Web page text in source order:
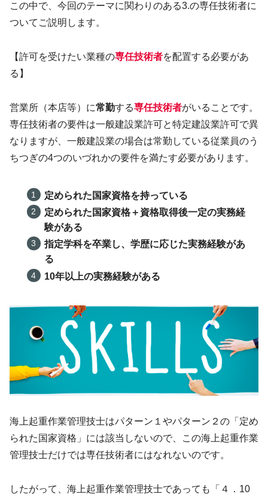
この中で、今回のテーマに関わりのある3.の専任技術者に
ついてご説明します。
【許可を受けたい業種の専任技術者を配置する必要があ
る】
営業所（本店等）に常勤する専任技術者がいることです。
専任技術者の要件は一般建設業許可と特定建設業許可で異
なりますが、一般建設業の場合は常勤している従業員のう
ちつぎの4つのいづれかの要件を満たす必要があります。
定められた国家資格を持っている
定められた国家資格＋資格取得後一定の実務経
験がある
指定学科を卒業し、学歴に応じた実務経験があ
る
10年以上の実務経験がある
海上起重作業管理技士はパターン１やパターン２の「定め
られた国家資格」には該当しないので、この海上起重作業
管理技士だけでは専任技術者にはなれないのです。
したがって、海上起重作業管理技士であっても「４．10